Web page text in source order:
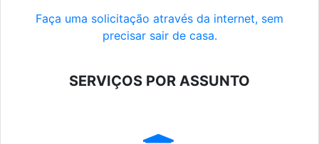
Faça uma solicitação através da internet, sem
precisar sair de casa.
SERVIÇOS POR ASSUNTO